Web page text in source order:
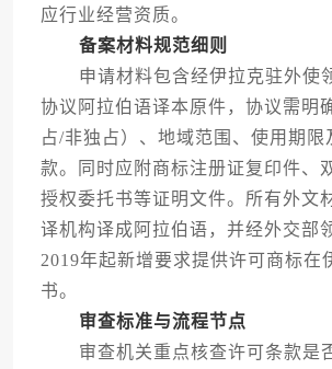
应行业经营资质。
备案材料规范细则
申请材料包含经伊拉克驻外使
协议阿拉伯语译本原件，协议需明
占/非独占）、地域范围、使用期限
款。同时应附商标注册证复印件、
授权委托书等证明文件。所有外文
译机构译成阿拉伯语，并经外交部
2019年起新增要求提供许可商标在
书。
审查标准与流程节点
审查机关重点核查许可条款是